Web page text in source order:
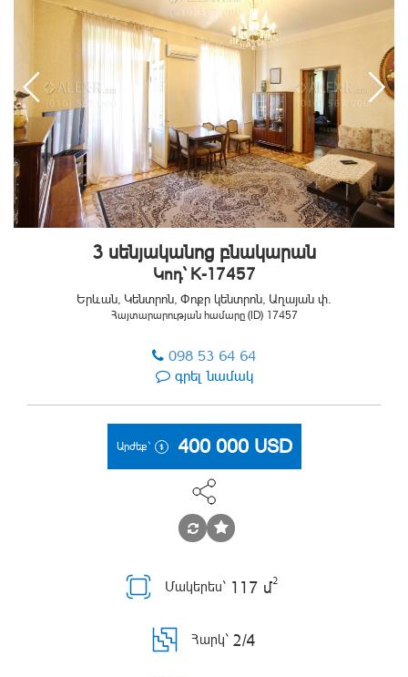
3 սենյականոց բնակարան
Կոդ` K-17457
Երևան, Կենտրոն, Փոքր կենտրոն, Աղայան փ.
Հայտարարության համարը (ID) 17457
098 53 64 64
գրել նամակ
Արժեք` 400 000 USD
Մակերես` 117 մ2
Հարկ` 2/4